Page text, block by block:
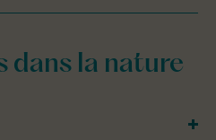
dans la nature